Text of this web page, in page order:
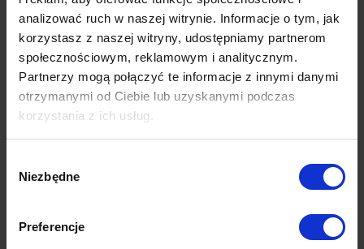
analizować ruch w naszej witrynie. Informacje o tym, jak
korzystasz z naszej witryny, udostępniamy partnerom
społecznościowym, reklamowym i analitycznym.
Partnerzy mogą połączyć te informacje z innymi danymi
otrzymanymi od Ciebie lub uzyskanymi podczas
korzystania z ich usług.
Polityki Prywatności Google
zgody
Niezbędne
Preferencje
– nikt nie uwierzył.
Media społecznościowe zostały zaprojektowane
do nawiązywania osobistych kontaktów. Ten
kontekst sprawia, że użytkownicy portalu nie
robią rozróżnienia między „osobami fizycznymi” a
Znacznie, znacznie lepiej, niż automatyczne
odpowiedzi, twojej marce zrobi soft do
monitoringu internetu i szybkie, ludzkie reakcje.